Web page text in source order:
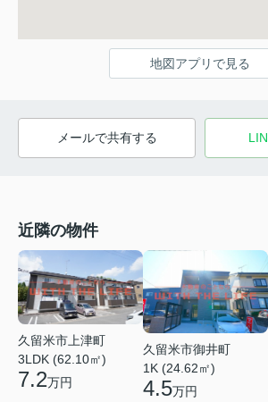
地図アプリで見る
メールで共有する
近隣の物件
久留米市上津町
3LDK (62.10㎡)
7.2万円
久留米市御井町
1K (24.62㎡)
4.5万円